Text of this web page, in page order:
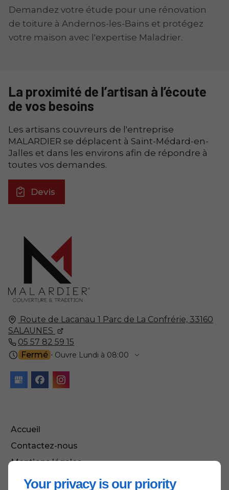
Your privacy is our priority
Demandez votre étude pour une rénovation
de toiture à Andernos-les-Bains et protégez
votre maison avec l'expertise Maladrier.
Route de Lacanau 1 Parc de La Confrérie, 33160
SALAUNES
05 57 82 59 15
Fermé ⋅ Ouvre Lundi à 08:00
Accueil
Contactez-nous
Mentions légales
Plan du site
La proximité de l’artisan à l’écoute
de vos besoins
Les artisans couvreurs de l'entreprise
MALARDIER se déplacent à Saint-Médard-en-
Jalles et dans les environs afin de répondre à
toutes vos demandes.
Devis